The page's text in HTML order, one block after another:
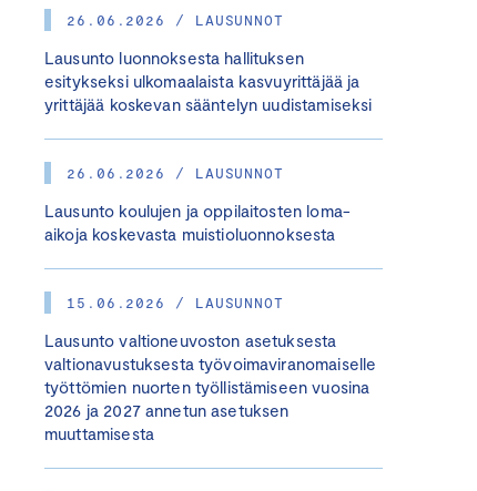
26.06.2026 / LAUSUNNOT
Lausunto luonnoksesta hallituksen
esitykseksi ulkomaalaista kasvuyrittäjää ja
yrittäjää koskevan sääntelyn uudistamiseksi
26.06.2026 / LAUSUNNOT
Lausunto koulujen ja oppilaitosten loma-
aikoja koskevasta muistioluonnoksesta
15.06.2026 / LAUSUNNOT
Lausunto valtioneuvoston asetuksesta
valtionavustuksesta työvoimaviranomaiselle
työttömien nuorten työllistämiseen vuosina
2026 ja 2027 annetun asetuksen
muuttamisesta